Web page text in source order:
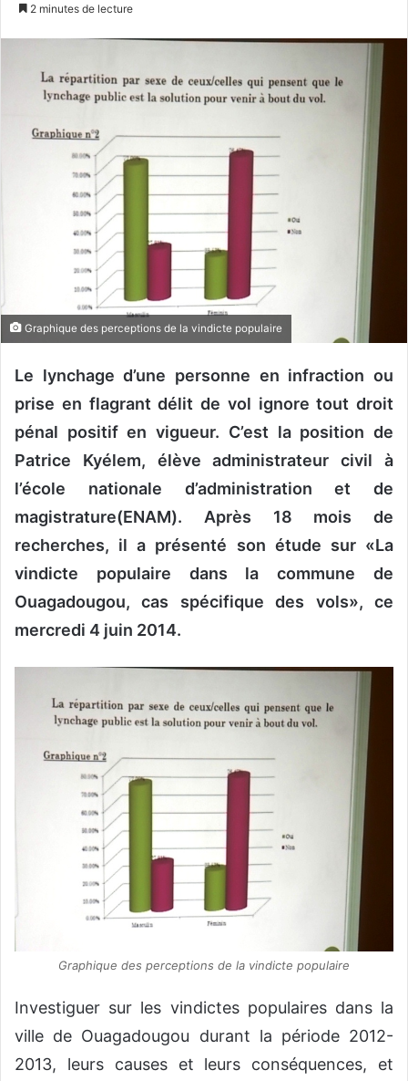
o
e
n
c
o
u
r
e
l
2 minutes de lecture
Graphique des perceptions de la vindicte populaire
Le lynchage d’une personne en infraction ou
prise en flagrant délit de vol ignore tout droit
pénal positif en vigueur. C’est la position de
Patrice Kyélem, élève administrateur civil à
l’école nationale d’administration et de
magistrature(ENAM). Après 18 mois de
recherches, il a présenté son étude sur «La
vindicte populaire dans la commune de
Ouagadougou, cas spécifique des vols», ce
mercredi 4 juin 2014.
Graphique des perceptions de la vindicte populaire
Investiguer sur les vindictes populaires dans la
ville de Ouagadougou durant la période 2012-
2013, leurs causes et leurs conséquences, et